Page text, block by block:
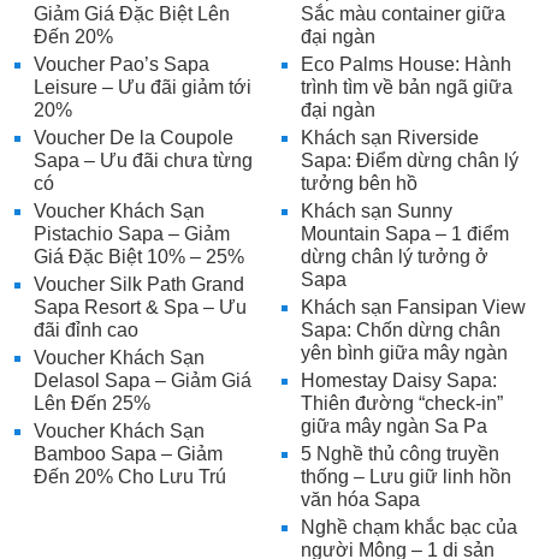
Sắc màu container giữa
đại ngàn
Eco Palms House: Hành
trình tìm về bản ngã giữa
đại ngàn
Khách sạn Riverside
Sapa: Điểm dừng chân lý
tưởng bên hồ
Khách sạn Sunny
Mountain Sapa – 1 điểm
dừng chân lý tưởng ở
Sapa
Khách sạn Fansipan View
Sapa: Chốn dừng chân
yên bình giữa mây ngàn
Homestay Daisy Sapa:
Thiên đường “check-in”
giữa mây ngàn Sa Pa
5 Nghề thủ công truyền
thống – Lưu giữ linh hồn
văn hóa Sapa
Nghề chạm khắc bạc của
người Mông – 1 di sản
Giảm Giá Đặc Biệt Lên
Đến 20%
Voucher Pao’s Sapa
Leisure – Ưu đãi giảm tới
20%
Voucher De la Coupole
Sapa – Ưu đãi chưa từng
có
Voucher Khách Sạn
Pistachio Sapa – Giảm
Giá Đặc Biệt 10% – 25%
Voucher Silk Path Grand
Sapa Resort & Spa – Ưu
đãi đỉnh cao
Voucher Khách Sạn
Delasol Sapa – Giảm Giá
Lên Đến 25%
Voucher Khách Sạn
Bamboo Sapa – Giảm
Đến 20% Cho Lưu Trú